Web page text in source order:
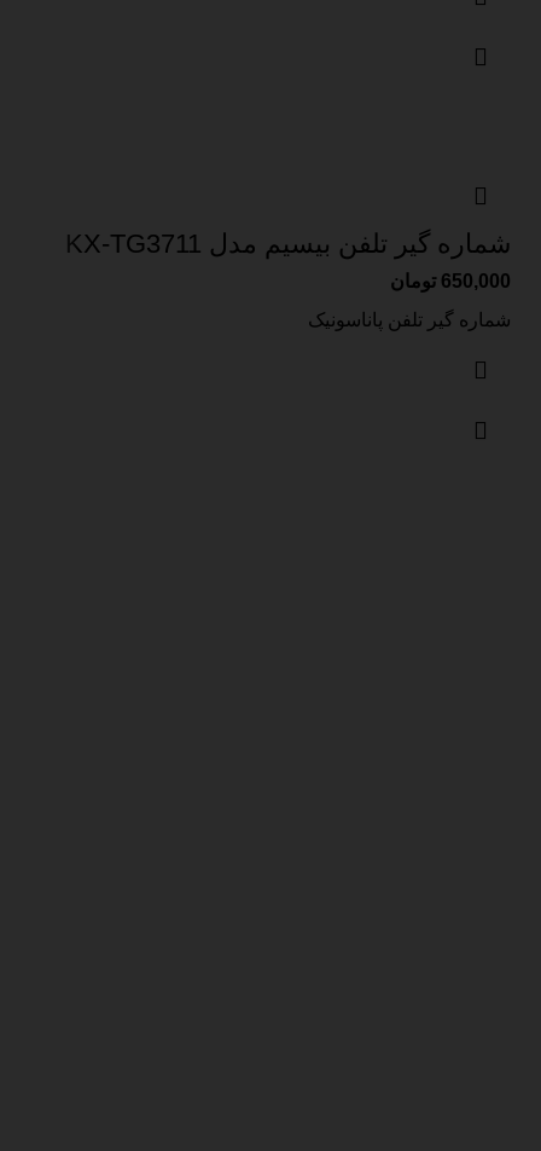
شماره گیر تلفن بیسیم مدل KX-TG3711
650,000 تومان
شماره گیر تلفن پاناسونیک